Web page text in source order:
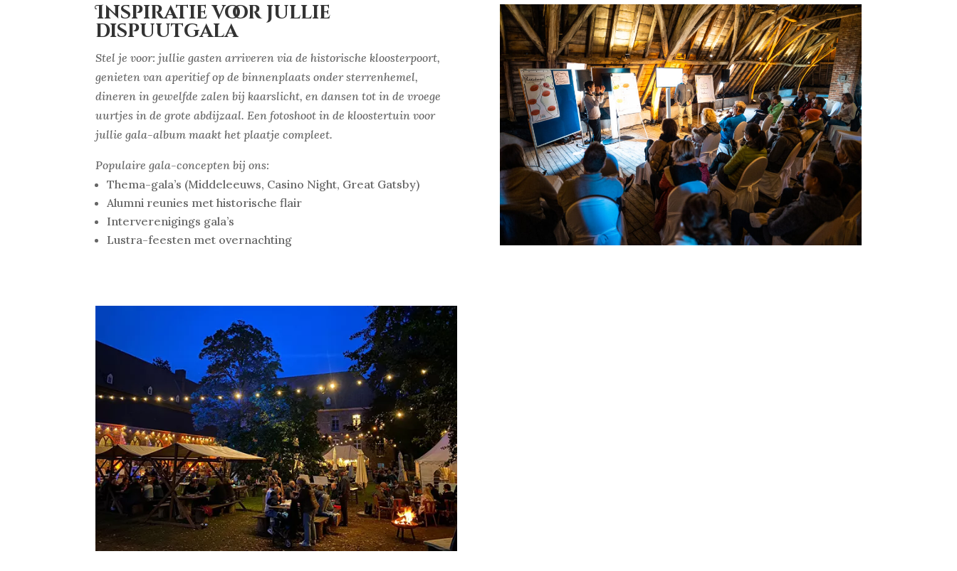
Inspiratie voor jullie
dispuutgala
Stel je voor: jullie gasten arriveren via de historische kloosterpoort,
genieten van aperitief op de binnenplaats onder sterrenhemel,
dineren in gewelfde zalen bij kaarslicht, en dansen tot in de vroege
uurtjes in de grote abdijzaal. Een fotoshoot in de kloostertuin voor
jullie gala-album maakt het plaatje compleet.
Populaire gala-concepten bij ons:
Thema-gala’s (Middeleeuws, Casino Night, Great Gatsby)
Alumni reunies met historische flair
Interverenigings gala’s
Lustra-feesten met overnachting